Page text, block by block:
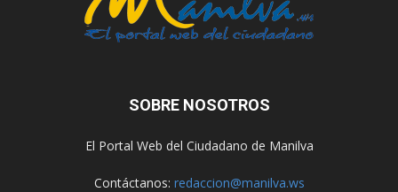
SOBRE NOSOTROS
El Portal Web del Ciudadano de Manilva
Contáctanos: redaccion@manilva.ws